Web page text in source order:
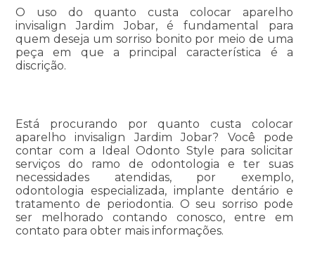
O uso do quanto custa colocar aparelho
invisalign Jardim Jobar, é fundamental para
quem deseja um sorriso bonito por meio de uma
peça em que a principal característica é a
discrição.
Está procurando por quanto custa colocar
aparelho invisalign Jardim Jobar? Você pode
contar com a Ideal Odonto Style para solicitar
serviços do ramo de odontologia e ter suas
necessidades atendidas, por exemplo,
odontologia especializada, implante dentário e
tratamento de periodontia. O seu sorriso pode
ser melhorado contando conosco, entre em
contato para obter mais informações.